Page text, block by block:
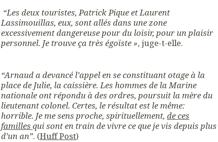
“Les deux touristes, Patrick Pique et Laurent
Lassimouillas, eux, sont allés dans une zone
excessivement dangereuse pour du loisir, pour un plaisir
personnel. Je trouve ça très égoïste », juge-t-elle.
“Arnaud a devancé l’appel en se constituant otage à la
place de Julie, la caissière. Les hommes de la Marine
nationale ont répondu à des ordres, poursuit la mère du
lieutenant colonel. Certes, le résultat est le même:
horrible. Je me sens proche, spirituellement, de ces
famillesqui sont en train de vivre ce que je vis depuis plus
d’un an”. (Huff Post)